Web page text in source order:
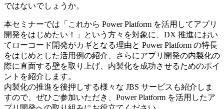
ではないでしょうか。
本セミナーでは「これから Power Platform を活用してアプリ
開発をはじめたい！」という方々を対象に、DX 推進におい
てローコード開発がカギとなる理由と Power Platform の特長
をはじめとした活用例の紹介、さらにアプリ開発の内製化の
際に直面する壁を取り上げ、内製化を成功させるためのポイ
ントを紹介します。
内製化の推進を後押しする様々な JBS サービスも紹介しま
すので、ぜひご参加いただき、Power Platform を活用したア